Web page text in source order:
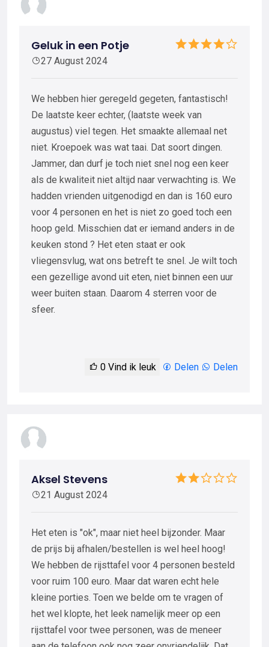
Geluk in een Potje
27 August 2024
We hebben hier geregeld gegeten, fantastisch!
De laatste keer echter, (laatste week van
augustus) viel tegen. Het smaakte allemaal net
niet. Kroepoek was wat taai. Dat soort dingen.
Jammer, dan durf je toch niet snel nog een keer
als de kwaliteit niet altijd naar verwachting is. We
hadden vrienden uitgenodigd en dan is 160 euro
voor 4 personen en het is niet zo goed toch een
hoop geld. Misschien dat er iemand anders in de
keuken stond ? Het eten staat er ook
vliegensvlug, wat ons betreft te snel. Je wilt toch
een gezellige avond uit eten, niet binnen een uur
weer buiten staan. Daarom 4 sterren voor de
sfeer.
0 Vind ik leuk Delen Delen
Aksel Stevens
21 August 2024
Het eten is "ok", maar niet heel bijzonder. Maar
de prijs bij afhalen/bestellen is wel heel hoog!
We hebben de rijsttafel voor 4 personen besteld
voor ruim 100 euro. Maar dat waren echt hele
kleine porties. Toen we belde om te vragen of
het wel klopte, het leek namelijk meer op een
rijsttafel voor twee personen, was de meneer